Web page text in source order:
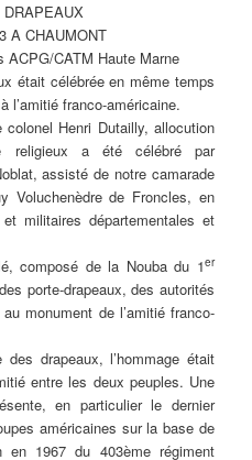
A CHAUMONT
ACPG/CATM Haute Marne
était célébrée en même temps
l’amitié franco-américaine.
Henri Dutailly, allocution
religieux a été célébré par
assisté de notre camarade
Voluchenèdre de Froncles, en
militaires départementales et
composé de la Nouba du 1er
porte-drapeaux, des autorités
monument de l’amitié franco-
des drapeaux, l’hommage était
entre les deux peuples. Une
en particulier le dernier
américaines sur la base de
en 1967 du 403ème régiment